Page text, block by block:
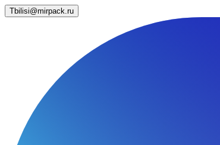
Tbilisi@mirpack.ru